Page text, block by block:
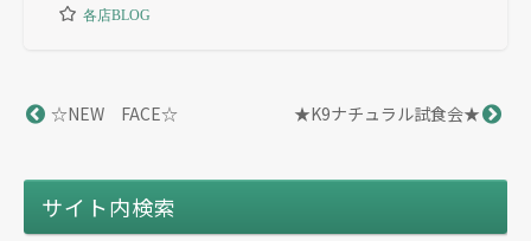
各店BLOG
☆NEW FACE☆ ★K9ナチュラル試食会★
サイト内検索